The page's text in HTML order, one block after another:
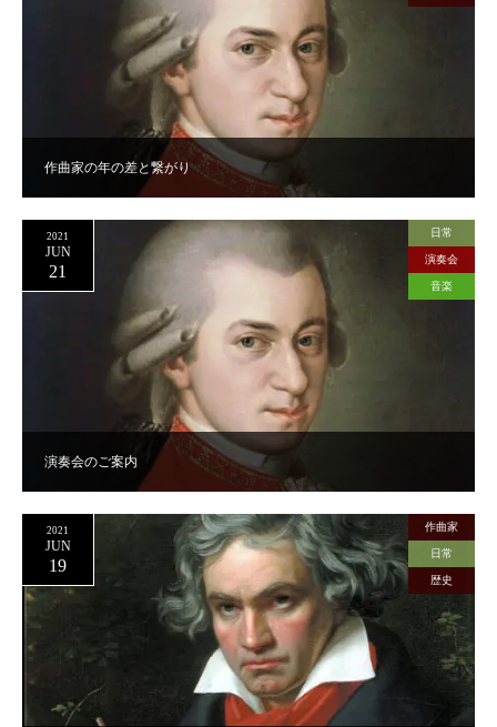
作曲家の年の差と繋がり
演奏会のご案内
2021
JUN
21
日常
演奏会
音楽
2021
JUN
19
作曲家
日常
歴史